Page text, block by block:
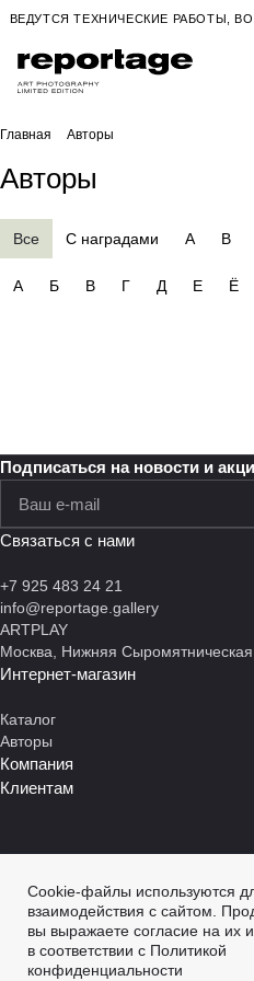
ВЕДУТСЯ ТЕХНИЧЕСКИЕ РАБОТЫ,
Главная Авторы
Авторы
Все C наградами A B
А Б В Г Д Е Ё
Подписаться на новости и
Связаться с нами
+7 925 483 24 21
info@reportage.gallery
ARTPLAY
Москва, Нижняя
Интернет-магазин
Каталог
Авторы
Компания
Клиентам
© 2026 Reportage.gallery
Темная тема
Политика конфиденциальности
Разработка и продвижение
Cookie-файлы используются
взаимодействия с сайтом.
вы выражаете согласие на их
в соответствии с Политикой
конфиденциальности